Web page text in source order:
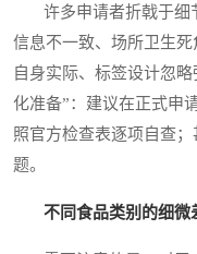
许多申请者折戟于细
信息不一致、场所卫生
自身实际、标签设计忽
化准备”：建议在正式申
照官方检查表逐项自查
题。
不同食品类别的细微